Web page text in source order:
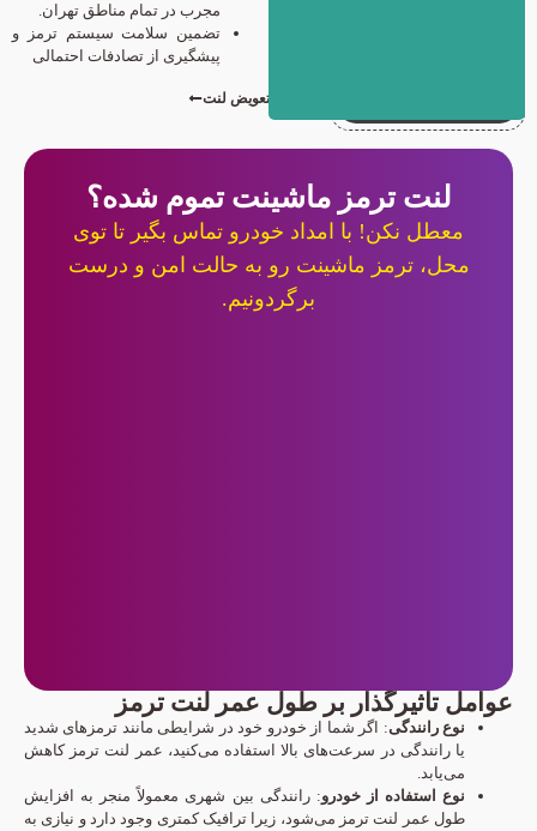
مجرب در تمام مناطق تهران.
تضمین سلامت سیستم ترمز و
پیشگیری از تصادفات احتمالی
اجرت تعویض لنت
لنت ترمز ماشینت تموم شده؟
معطل نکن! با امداد خودرو تماس بگیر تا توی
محل، ترمز ماشینت رو به حالت امن و درست
برگردونیم.
عوامل تاثیرگذار بر طول عمر لنت ترمز
نوع رانندگی: اگر شما از خودرو خود در شرایطی مانند ترمزهای شدید
یا رانندگی در سرعت‌های بالا استفاده می‌کنید، عمر لنت ترمز کاهش
می‌یابد.
نوع استفاده از خودرو: رانندگی بین شهری معمولاً منجر به افزایش
طول عمر لنت ترمز می‌شود، زیرا ترافیک کمتری وجود دارد و نیازی به